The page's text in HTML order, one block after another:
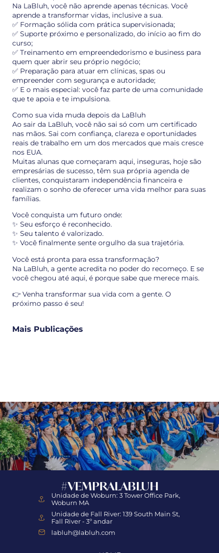
Na LaBluh, você não aprende apenas técnicas. Você
aprende a transformar vidas, inclusive a sua.
✅ Formação sólida com prática supervisionada;
✅ Suporte próximo e personalizado, do início ao fim do
curso;
✅ Treinamento em empreendedorismo e business para
quem quer abrir seu próprio negócio;
✅ Preparação para atuar em clínicas, spas ou
empreender com segurança e autoridade;
✅ E o mais especial: você faz parte de uma comunidade
que te apoia e te impulsiona.
Como sua vida muda depois da LaBluh
Ao sair da LaBluh, você não sai só com um certificado
nas mãos. Sai com confiança, clareza e oportunidades
reais de trabalho em um dos mercados que mais cresce
nos EUA.
Muitas alunas que começaram aqui, inseguras, hoje são
empresárias de sucesso, têm sua própria agenda de
clientes, conquistaram independência financeira e
realizam o sonho de oferecer uma vida melhor para suas
famílias.
Você conquista um futuro onde:
✨ Seu esforço é reconhecido.
✨ Seu talento é valorizado.
✨ Você finalmente sente orgulho da sua trajetória.
Você está pronta para essa transformação?
Na LaBluh, a gente acredita no poder do recomeço. E se
você chegou até aqui, é porque sabe que merece mais.
👉 Venha transformar sua vida com a gente. O
próximo passo é seu!
Mais Publicações
#VEMPRALABLUH
Unidade de Woburn: 3 Tower Office Park,
Woburn MA
Unidade de Fall River: 139 South Main St,
Fall River - 3º andar
labluh@labluh.com